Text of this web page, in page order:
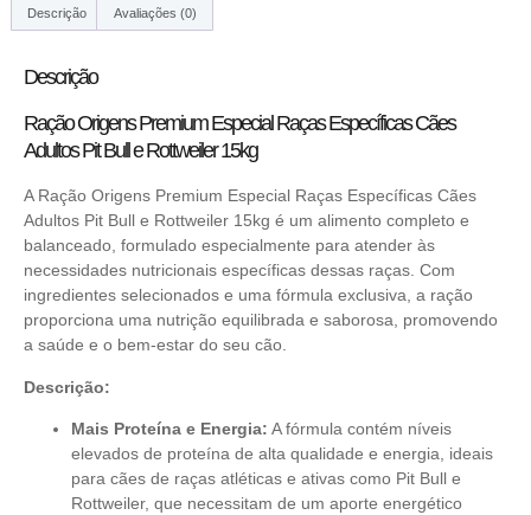
Descrição Avaliações (0)
Descrição
Ração Origens Premium Especial Raças Específicas Cães
Adultos Pit Bull e Rottweiler 15kg
A Ração Origens Premium Especial Raças Específicas Cães
Adultos Pit Bull e Rottweiler 15kg é um alimento completo e
balanceado, formulado especialmente para atender às
necessidades nutricionais específicas dessas raças. Com
ingredientes selecionados e uma fórmula exclusiva, a ração
proporciona uma nutrição equilibrada e saborosa, promovendo
a saúde e o bem-estar do seu cão.
Descrição:
Mais Proteína e Energia: A fórmula contém níveis
elevados de proteína de alta qualidade e energia, ideais
para cães de raças atléticas e ativas como Pit Bull e
Rottweiler, que necessitam de um aporte energético